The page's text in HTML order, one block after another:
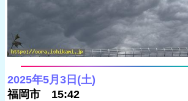
2025年5月3日(土)
福岡市 15:42